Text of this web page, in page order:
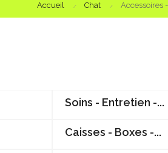
Accueil Chat Accessoires
Soins - Entretien -...
Caisses - Boxes -...